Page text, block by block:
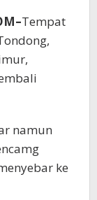
Tempat
namun
ke